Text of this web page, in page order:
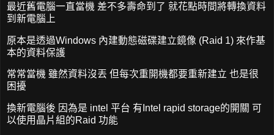
最近舊電腦一直當機 差不多壽命到了 就花點時間將轉換資料
到新電腦上
原本是透過Windows 內建動態磁碟建立鏡像 (Raid 1) 來作基
本的資料保護
常常當機 雖然資料沒丟 但每次重開機都要重新建立 也是很
困擾
換新電腦後 因為是 intel 平台 有Intel rapid storage的開關 可
以使用晶片組的Raid 功能